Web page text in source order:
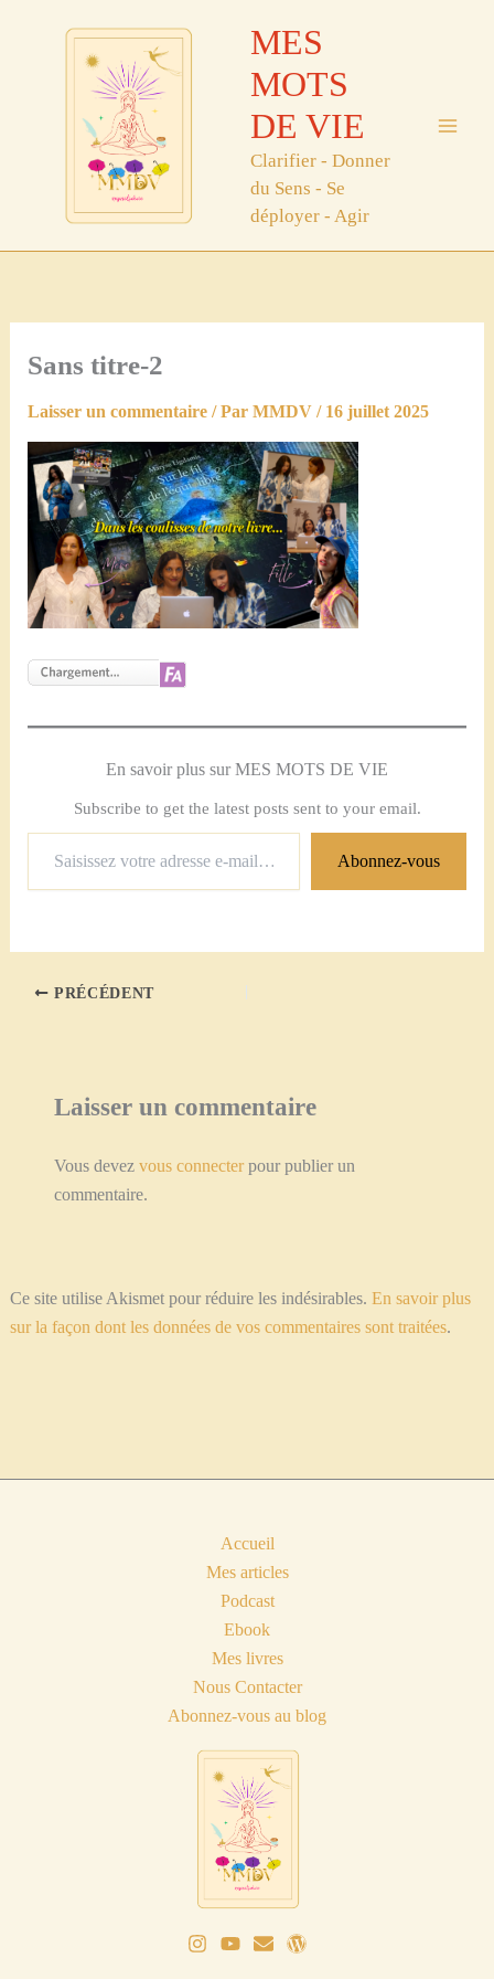
MES
MOTS
DE VIE
Clarifier - Donner
du Sens - Se
déployer - Agir
Sans titre-2
Laisser un commentaire / Par MMDV / 16 juillet 2025
En savoir plus sur MES MOTS DE VIE
Subscribe to get the latest posts sent to your email.
votre
adresse
Abonnez-vous
PRÉCÉDENT
Laisser un commentaire
Vous devez vous connecterpour publier un
commentaire.
Ce site utilise Akismet pour réduire les indésirables. En savoir plus
sur la façon dont les données de vos commentaires sont traitées.
Accueil
Mes articles
Podcast
Ebook
Mes livres
Nous Contacter
Abonnez-vous au blog